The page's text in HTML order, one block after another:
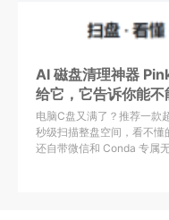
AI 磁盘清理神器
给它，它告诉你能不
电脑C盘又满了？推荐一款
秒级扫描整盘空间，看不懂
还自带微信和 Conda 专属